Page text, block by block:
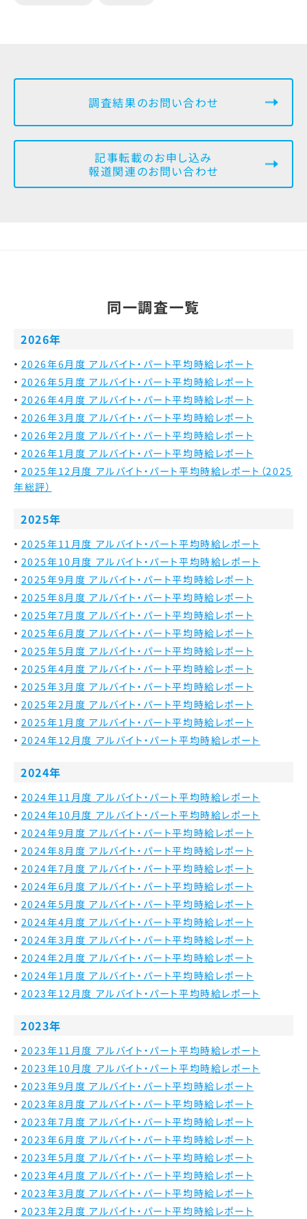
調査結果のお問い合わせ
記事転載のお申し込み
報道関連のお問い合わせ
同一調査一覧
2026年
2026年6月度 アルバイト・パート平均時給レポート
2026年5月度 アルバイト・パート平均時給レポート
2026年4月度 アルバイト・パート平均時給レポート
2026年3月度 アルバイト・パート平均時給レポート
2026年2月度 アルバイト・パート平均時給レポート
2026年1月度 アルバイト・パート平均時給レポート
2025年12月度 アルバイト・パート平均時給レポート（2025
年総評）
2025年
2025年11月度 アルバイト・パート平均時給レポート
2025年10月度 アルバイト・パート平均時給レポート
2025年9月度 アルバイト・パート平均時給レポート
2025年8月度 アルバイト・パート平均時給レポート
2025年7月度 アルバイト・パート平均時給レポート
2025年6月度 アルバイト・パート平均時給レポート
2025年5月度 アルバイト・パート平均時給レポート
2025年4月度 アルバイト・パート平均時給レポート
2025年3月度 アルバイト・パート平均時給レポート
2025年2月度 アルバイト・パート平均時給レポート
2025年1月度 アルバイト・パート平均時給レポート
2024年12月度 アルバイト・パート平均時給レポート
2024年
2024年11月度 アルバイト・パート平均時給レポート
2024年10月度 アルバイト・パート平均時給レポート
2024年9月度 アルバイト・パート平均時給レポート
2024年8月度 アルバイト・パート平均時給レポート
2024年7月度 アルバイト・パート平均時給レポート
2024年6月度 アルバイト・パート平均時給レポート
2024年5月度 アルバイト・パート平均時給レポート
2024年4月度 アルバイト・パート平均時給レポート
2024年3月度 アルバイト・パート平均時給レポート
2024年2月度 アルバイト・パート平均時給レポート
2024年1月度 アルバイト・パート平均時給レポート
2023年12月度 アルバイト・パート平均時給レポート
2023年
2023年11月度 アルバイト・パート平均時給レポート
2023年10月度 アルバイト・パート平均時給レポート
2023年9月度 アルバイト・パート平均時給レポート
2023年8月度 アルバイト・パート平均時給レポート
2023年7月度 アルバイト・パート平均時給レポート
2023年6月度 アルバイト・パート平均時給レポート
2023年5月度 アルバイト・パート平均時給レポート
2023年4月度 アルバイト・パート平均時給レポート
2023年3月度 アルバイト・パート平均時給レポート
2023年2月度 アルバイト・パート平均時給レポート